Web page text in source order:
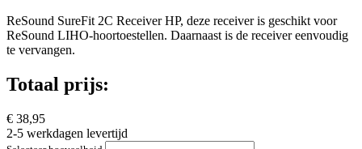
ReSound SureFit 2C Receiver HP, deze receiver is geschikt voor
ReSound LIHO-hoortoestellen. Daarnaast is de receiver eenvoudig
te vervangen.
Totaal prijs:
€ 38,95
2-5 werkdagen levertijd